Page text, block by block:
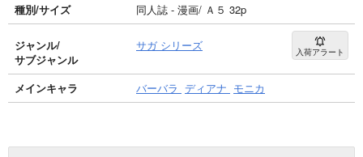
種別/サイズ
同人誌 - 漫画/ Ａ５ 32p
ジャンル/
サブジャンル
サガ シリーズ 入荷アラート
メインキャラ バーバラ ディアナ モニカ